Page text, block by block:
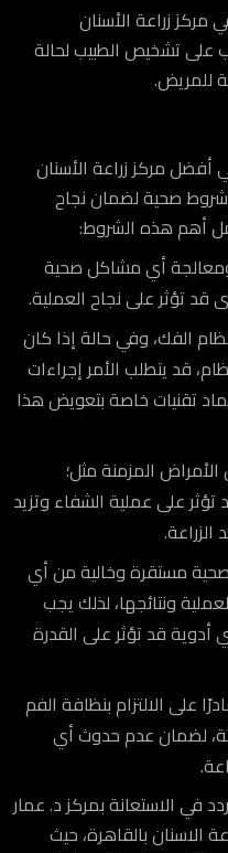
مركز زراعة الأسنان
على تشخيص الطبيب لحالة
للمريض.
أفضل مركز زراعة الأسنان
شروط صحية لضمان نجاح
أهم هذه الشروط:
أي مشاكل صحية
قد تؤثر على نجاح العملية.
الفك، وفي حالة إذا كان
قد يتطلب الأمر إجراءات
تقنيات خاصة بتعويض هذا
المزمنة مثل؛
على عملية الشفاء وتزيد
مستقرة وخالية من أي
ونتائجها، لذلك يجب
قد تؤثر على القدرة
على الالتزام بنظافة الفم
لضمان عدم حدوث أي
في الاستعانة بمركز د. عمار
الاسنان بالقاهرة، حيث